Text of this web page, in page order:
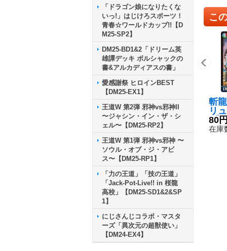
「ドラゴン娘になりたくな
いっ!」はじけろスポーツ！
青春☆ワールドカップ!!【D
M25-SP2】
DM25-BD1&2「ドリーム英
雄譚デッキ ボルシャックの
書&アルカディアスの書」
愛感謝祭 ヒロインBEST
【DM25-EX1】
王道W 第2弾 邪神vs邪神II
〜ジャシン・イン・ザ・シ
ェル〜【DM25-RP2】
王道W 第1弾 邪神vs邪神 〜
ソウル・オブ・ジ・アビ
ス〜【DM25-RP1】
「力の王道」「技の王道」
「Jack-Pot-Live!! in 桜龍
高校」【DM25-SD1&2&SP
1】
にじさんじコラボ・マスタ
ーズ「異次元の超獣使い」
【DM24-EX4】
こ
斬
リ
R】
7}
80
在庫